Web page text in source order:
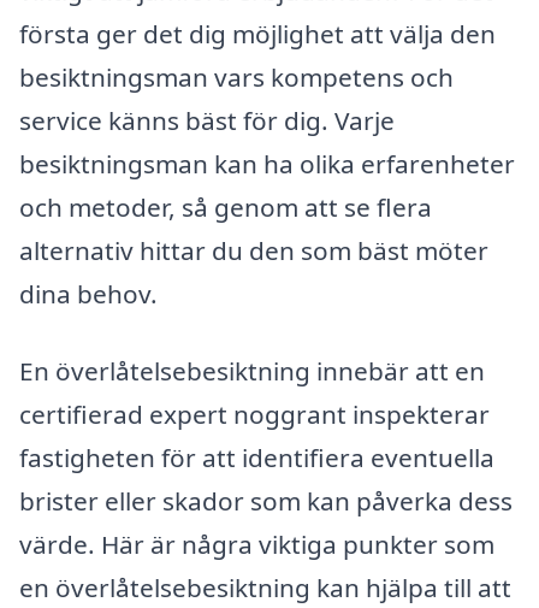
första ger det dig möjlighet att välja den
besiktningsman vars kompetens och
service känns bäst för dig. Varje
besiktningsman kan ha olika erfarenheter
och metoder, så genom att se flera
alternativ hittar du den som bäst möter
dina behov.
En överlåtelsebesiktning innebär att en
certifierad expert noggrant inspekterar
fastigheten för att identifiera eventuella
brister eller skador som kan påverka dess
värde. Här är några viktiga punkter som
en överlåtelsebesiktning kan hjälpa till att